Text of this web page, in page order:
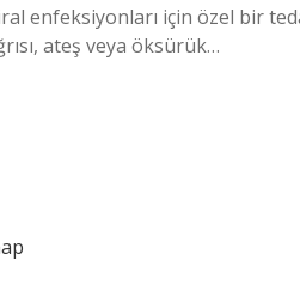
enfeksiyonları için özel bir
ateş veya öksürük…